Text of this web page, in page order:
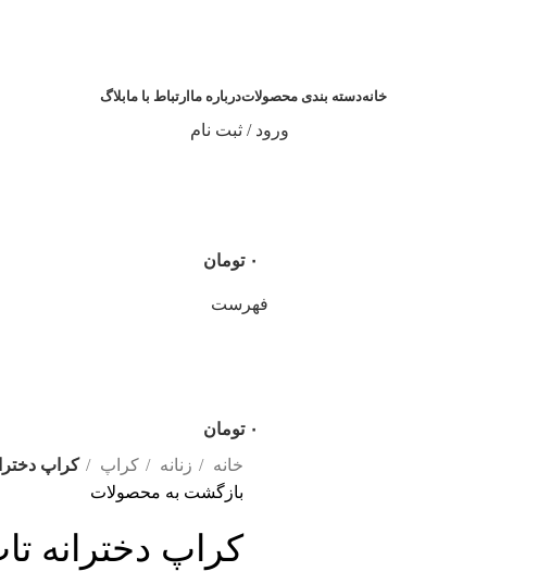
خانهدسته بندی محصولاتدرباره ما ارتباط با مابلاگ
ورود / ثبت نام
۰ تومان
فهرست
۰ تومان
خانه زنانه کراپ
کراپ
بازگشت به محصولات
کراپ دخترانه